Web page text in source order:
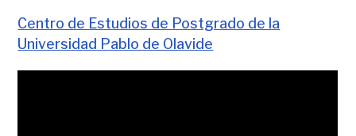
Centro de Estudios de Postgrado de la
Universidad Pablo de Olavide